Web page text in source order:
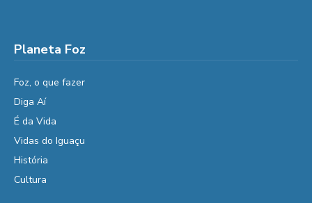
Planeta Foz
Foz, o que fazer
Diga Aí
É da Vida
Vidas do Iguaçu
História
Cultura